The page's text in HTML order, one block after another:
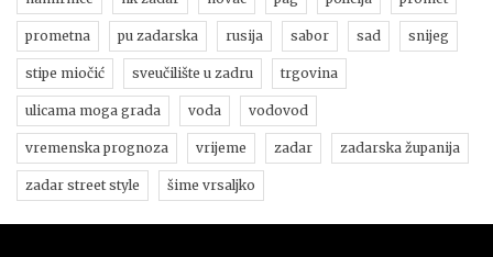
prometna pu zadarska rusija sabor sad snijeg
stipe miočić sveučilište u zadru trgovina
ulicama moga grada voda vodovod
vremenska prognoza vrijeme zadar zadarska županija
zadar street style šime vrsaljko